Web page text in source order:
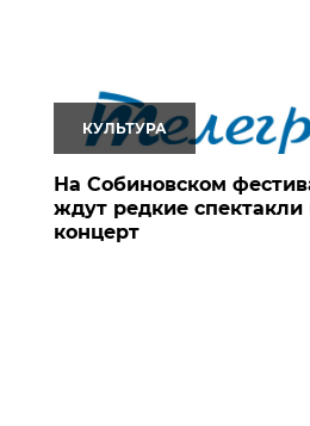
КУЛЬТУРА
На Собиновском
ждут редкие
концерт